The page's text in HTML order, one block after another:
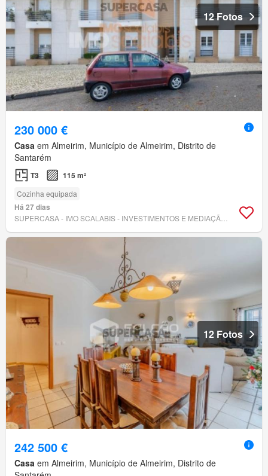
12 Fotos
230 000 €
Casa em Almeirim, Município de Almeirim, Distrito de
Santarém
T3 115 m²
Cozinha equipada
Há 27 dias
12 Fotos
242 500 €
Casa em Almeirim, Município de Almeirim, Distrito de